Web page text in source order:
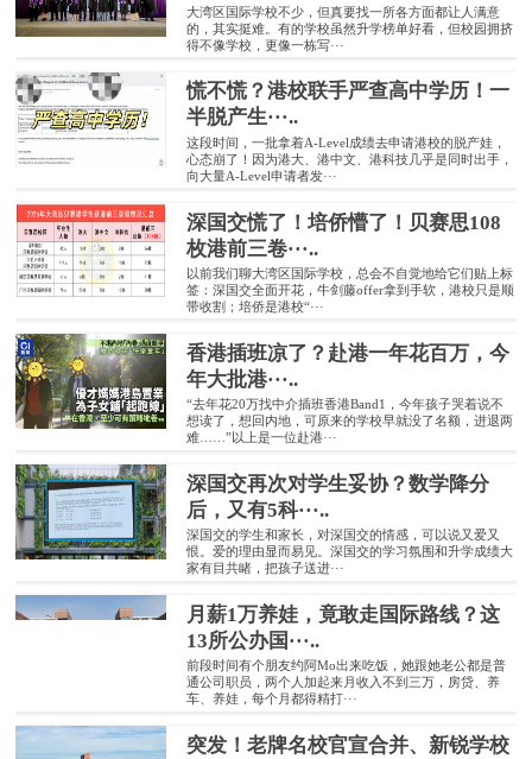
大湾区国际学校不少，但真要找一所各方面都让人满意
的，其实挺难。有的学校虽然升学榜单好看，但校园拥挤
得不像学校，更像一栋写···
慌不慌？港校联手严查高中学历！一
半脱产生···..
这段时间，一批拿着A-Level成绩去申请港校的脱产娃，
心态崩了！因为港大、港中文、港科技几乎是同时出手，
向大量A-Level申请者发···
深国交慌了！培侨懵了！贝赛思108
枚港前三卷···..
以前我们聊大湾区国际学校，总会不自觉地给它们贴上标
签：深国交全面开花，牛剑藤offer拿到手软，港校只是顺
带收割；培侨是港校“···
香港插班凉了？赴港一年花百万，今
年大批港···..
“去年花20万找中介插班香港Band1，今年孩子哭着说不
想读了，想回内地，可原来的学校早就没了名额，进退两
难……”以上是一位赴港···
深国交再次对学生妥协？数学降分
后，又有5科···..
深国交的学生和家长，对深国交的情感，可以说又爱又
恨。爱的理由显而易见。深国交的学习氛围和升学成绩大
家有目共睹，把孩子送进···
月薪1万养娃，竟敢走国际路线？这
13所公办国···..
前段时间有个朋友约阿Mo出来吃饭，她跟她老公都是普
通公司职员，两个人加起来月收入不到三万，房贷、养
车、养娃，每个月都得精打···
突发！老牌名校官宣合并、新锐学校